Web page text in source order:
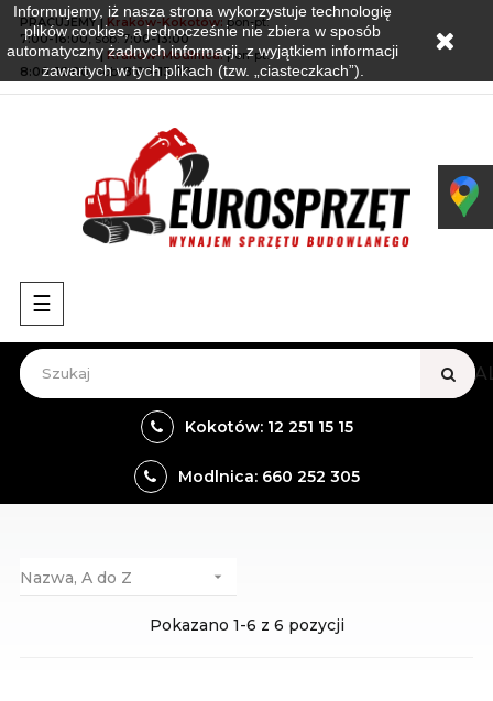
PRACUJEMY |Kraków-Kokotów: pon-pt:
7:00-16:00, sob:7:00-13:00
PRACUJEMY| Kraków-Modlnica:pon-pt:
8:00-16:00, sob:8:00-13:00
Przełącz
nawigację
☰
VIEW
Kokotów: 12 251 15 15
Modlnica: 660 252 305
Nazwa, A do Z 
Pokazano 1-6 z 6 pozycji
Informujemy, iż nasza strona wykorzystuje technologię
plików cookies, a jednocześnie nie zbiera w sposób
automatyczny żadnych informacji, z wyjątkiem informacji
zawartych w tych plikach (tzw. „ciasteczkach”).